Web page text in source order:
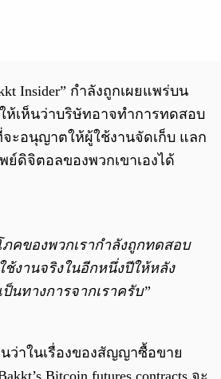
Insider” กำลังถูกเผยแพร่บน
ห้เห็นว่าบริษัทอาจทำการทดสอบ
ะอนุญาตให้ผู้ใช้งานจัดเก็บ แลก
ดิจิตอลของพวกเขาเองได้
คของพวกเรากำลังถูกทดสอบ
ช้งานจริงในอีกหนึ่งปีให้หลัง
นทางการจากเราครับ”
ว่าในเรื่องของสัญญาซื้อขาย